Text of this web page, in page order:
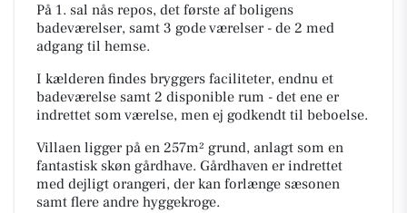
På 1. sal nås repos, det første af boligens
badeværelser, samt 3 gode værelser - de 2 med
adgang til hemse.
I kælderen findes bryggers faciliteter, endnu et
badeværelse samt 2 disponible rum - det ene er
indrettet som værelse, men ej godkendt til beboelse.
Villaen ligger på en 257m² grund, anlagt som en
fantastisk skøn gårdhave. Gårdhaven er indrettet
med dejligt orangeri, der kan forlænge sæsonen
samt flere andre hyggekroge.